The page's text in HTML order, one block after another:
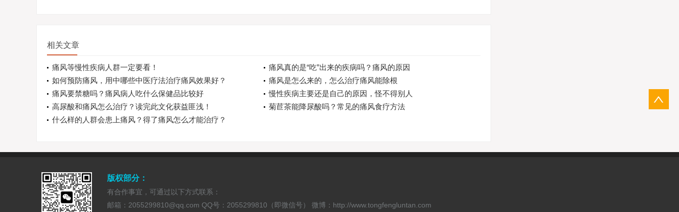
相关文章
痛风等慢性疾病人群一定要看！
痛风真的是“吃”出来的疾病吗？痛风的原因
如何预防痛风，用中哪些中医疗法治疗痛风效果好？
痛风是怎么来的，怎么治疗痛风能除根
痛风要禁糖吗？痛风病人吃什么保健品比较好
慢性疾病主要还是自己的原因，怪不得别人
高尿酸和痛风怎么治疗？读完此文化获益匪浅！
菊苣茶能降尿酸吗？常见的痛风食疗方法
什么样的人群会患上痛风？得了痛风怎么才能治疗？
版权部分：
有合作事宜，可通过以下方式联系：
邮箱：2055299810@qq.com QQ号：2055299810（即微信号） 微博：http://www.tongfengluntan.com